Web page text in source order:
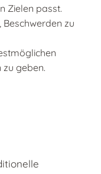
Zielen passt.
zu
geben.